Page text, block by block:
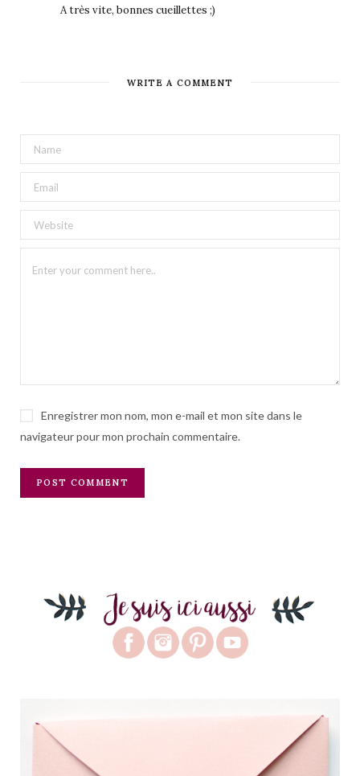
A très vite, bonnes cueillettes ;)
WRITE A COMMENT
Enregistrer mon nom, mon e-mail et mon site dans le
navigateur pour mon prochain commentaire.